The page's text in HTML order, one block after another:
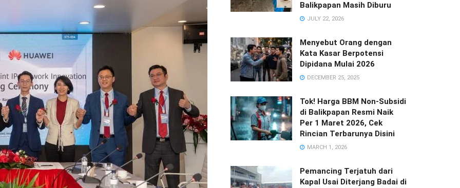
Balikpapan Masih Diburu
JULY 22, 2026
Menyebut Orang dengan
Kata Kasar Berpotensi
Dipidana Mulai 2026
DECEMBER 25, 2025
Tok! Harga BBM Non-Subsidi
di Balikpapan Resmi Naik
Per 1 Maret 2026, Cek
Rincian Terbarunya Disini
MARCH 1, 2026
Pemancing Terjatuh dari
Kapal Usai Diterjang Badai di